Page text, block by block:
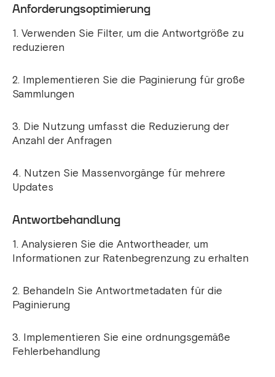
Anforderungsoptimierung
1. Verwenden Sie Filter, um die Antwortgröße zu
reduzieren
2. Implementieren Sie die Paginierung für große
Sammlungen
3. Die Nutzung umfasst die Reduzierung der
Anzahl der Anfragen
4. Nutzen Sie Massenvorgänge für mehrere
Updates
Antwortbehandlung
1. Analysieren Sie die Antwortheader, um
Informationen zur Ratenbegrenzung zu erhalten
2. Behandeln Sie Antwortmetadaten für die
Paginierung
3. Implementieren Sie eine ordnungsgemäße
Fehlerbehandlung